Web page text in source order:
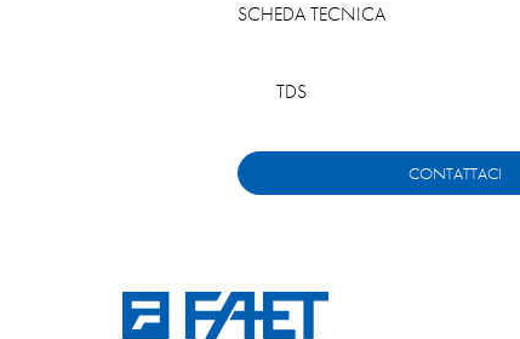
SCHEDA TECNICA
TDS
CONTATTACI